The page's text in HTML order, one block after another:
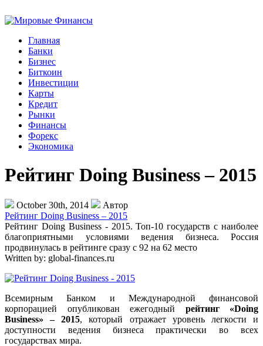
Главная
Банки
Бизнес
Биткоин
Инвестиции
Карты
Кредит
Рынки
Финансы
Форекс
Экономика
Рейтинг Doing Business – 2015
October 30th, 2014
Автор
Рейтинг Doing Business – 2015
Рейтинг Doing Business - 2015. Топ-10 государств с наиболее
благоприятными условиями ведения бизнеса. Россия
продвинулась в рейтинге сразу с 92 на 62 место
Written by: global-finances.ru
Всемирным Банком и Международной финансовой
корпорацией опубликован ежегодный рейтинг «Doing
Business» – 2015, который отражает уровень легкости и
доступности ведения бизнеса практически во всех
государствах мира.